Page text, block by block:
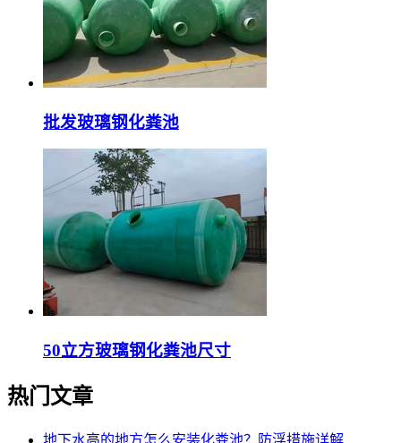
批发玻璃钢化粪池
50立方玻璃钢化粪池尺寸
热门文章
地下水高的地方怎么安装化粪池？防浮措施详解